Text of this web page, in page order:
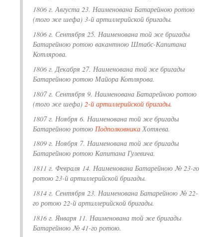
1806 г. Августа 23. Наименована Батарейною ротою
(того же шефа) 3-й артиллерийской бригады.
1806 г. Сентября 25. Наименована той же бригады
Батарейною ротою вакантною Штабс-Капитана
Котлярова.
1806 г. Декабря 27. Наименована той же бригады
Батарейною ротою Майора Котлярова.
1807 г. Сентября 9. Наименована Батарейною ротою
(того же шефа) 2-й артиллерийской бригады.
1807 г. Ноября 6. Наименована той же бригады
Батарейною ротою Подполковника Хотяева.
1809 г. Ноября 7. Наименована той же бригады
Батарейною ротою Капитана Гулевича.
1811 г. Февраля 14. Наименована Батарейною № 23-го
ротою 23-й артиллерийской бригады.
1814 г. Сентября 23. Наименована Батарейною № 22-
го ротою 22-й артиллерийской бригады.
1816 г. Января 11. Наименована той же бригады
Батарейною № 41-го ротою.